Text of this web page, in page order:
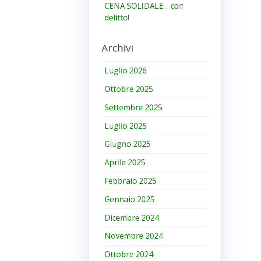
CENA SOLIDALE… con
delitto!
Archivi
Luglio 2026
Ottobre 2025
Settembre 2025
Luglio 2025
Giugno 2025
Aprile 2025
Febbraio 2025
Gennaio 2025
Dicembre 2024
Novembre 2024
Ottobre 2024